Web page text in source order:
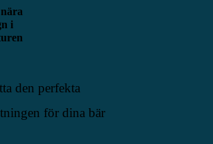
i
den perfekta
för dina bär